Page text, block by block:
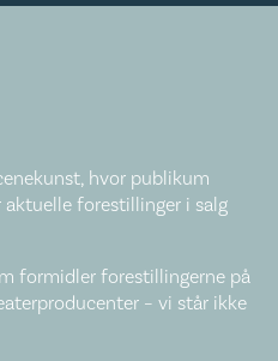
hvor publikum
forestillinger i salg
formidler forestillingerne på
– vi står ikke